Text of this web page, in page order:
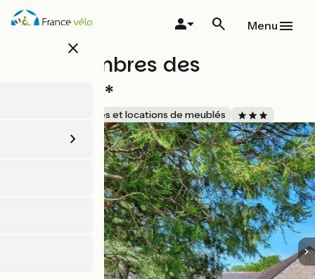
Aller
au
close
Menu
Aux chambres des
Dames***
Gîtes et locations de meublés